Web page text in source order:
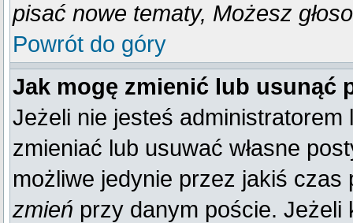
pisać nowe tematy, Możesz
Powrót do góry
Jak mogę zmienić lub usunąć
Jeżeli nie jesteś
zmieniać lub usuwać własne
możliwe jedynie przez jakiś
zmień przy danym poście. Jeżeli